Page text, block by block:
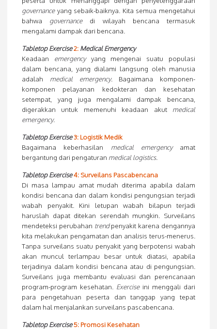
governance yang sebaik-baiknya. Kita semua mengetahui
bahwa governance di wilayah bencana termasuk
mengalami dampak dari bencana.
Tabletop Exercise2: Medical Emergency
Keadaan emergencyyang mengenai suatu populasi
dalam bencana, yang dialami langsung oleh manusia
adalah medical emergency. Bagaimana komponen-
komponen pelayanan kedokteran dan kesehatan
setempat, yang juga mengalami dampak bencana,
digerakkan untuk memenuhi keadaan akut medical
emergency.
Tabletop Exercise3: Logistik Medik
Bagaimana keberhasilan medical emergency amat
bergantung dari pengaturan medical logistics.
Tabletop Exercise4: Surveilans Pascabencana
Di masa lampau amat mudah diterima apabila dalam
kondisi bencana dan dalam kondisi pengungsian terjadi
wabah penyakit. Kini letupan wabah bilapun terjadi
haruslah dapat ditekan serendah mungkin. Surveilans
mendeteksi perubahan trendpenyakit karena dengannya
kita melakukan pengamatan dan analisis terus-menerus.
Tanpa surveilans suatu penyakit yang berpotensi wabah
akan muncul terlampau besar untuk diatasi, apabila
terjadinya dalam kondisi bencana atau di pengungsian.
Surveilans juga membantu evaluasi dan perencanaan
program-program kesehatan. Exerciseini menggali dari
para pengetahuan peserta dan tanggap yang tepat
dalam hal menjalankan surveilans pascabencana.
Tabletop Exercise5: Promosi Kesehatan